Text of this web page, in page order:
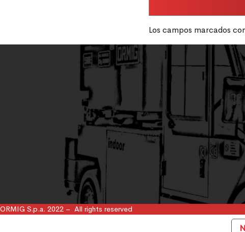
Los campos marcados
ORMIG S.p.a. 2022 – All rights reserved